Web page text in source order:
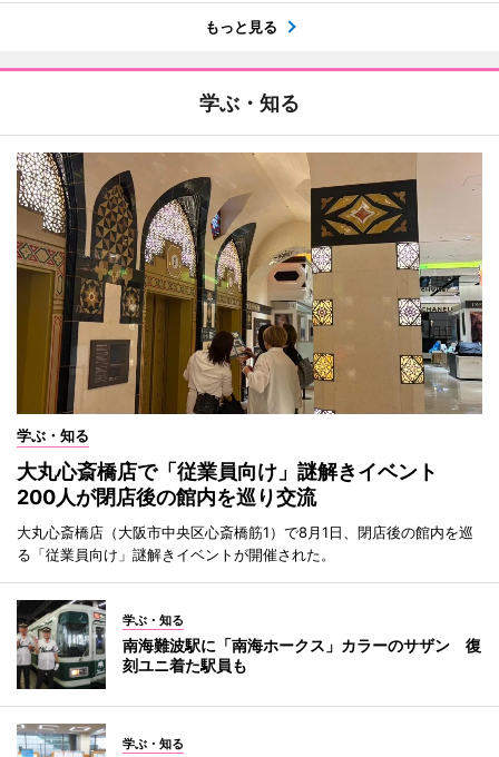
もっと見る
学ぶ・知る
学ぶ・知る
大丸心斎橋店で「従業員向け」謎解きイベント
200人が閉店後の館内を巡り交流
大丸心斎橋店（大阪市中央区心斎橋筋1）で8月1日、閉店後の館内を巡
る「従業員向け」謎解きイベントが開催された。
学ぶ・知る
南海難波駅に「南海ホークス」カラーのサザン 復
刻ユニ着た駅員も
学ぶ・知る